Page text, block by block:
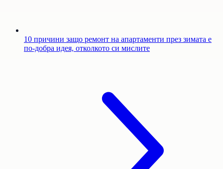
10 причини защо ремонт на апартаменти през зимата е
по-добра идея, отколкото си мислите